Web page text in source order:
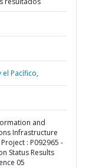
el Pacífico,
and
Infrastructure
: P092965 -
Status Results
05